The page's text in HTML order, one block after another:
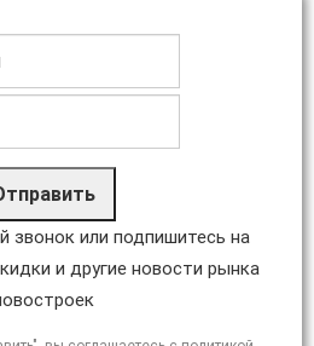
звонок или подпишитесь на
и другие новости рынка